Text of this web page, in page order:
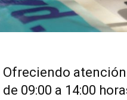
Ofreciendo
de 09:00 a 14:00